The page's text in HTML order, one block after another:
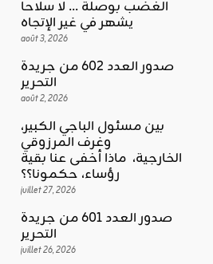
الغضب بوصلة … لا سلاحا
يشهر في غير الإتجاه
août 3, 2026
صدور العدد 602 من جريدة
التحرير
août 2, 2026
بين مسئول الباجي الكبير،
وغرف المرزوقي
الخارجية، ماذا أخفى عنا بقية
رؤساء، حكمونا؟؟
juillet 27, 2026
صدور العدد 601 من جريدة
التحرير
juillet 26, 2026
بين
الباجي